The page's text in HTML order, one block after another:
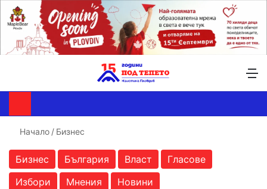
Начало / Бизнес
Бизнес България Власт
Гласове
Избори
Мнения Новини